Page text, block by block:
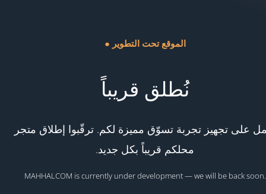
● الموقع تحت التطوير
نُطلق قريباً
على تجهيز تجربة تسوّق مميزة لكم. ترقّبوا إطلاق متجر
محلكم قريباً بكل جديد.
MAHHALCOM is currently under development — we will be back soon.